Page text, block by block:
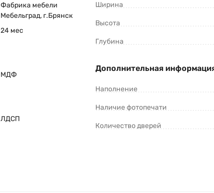
Фабрика мебели
Мебельград, г.Брянск
24 мес
МДФ
ЛДСП
Ширина
Высота
Глубина
Дополнительная
Наполнение
Наличие фотопечати
Количество дверей